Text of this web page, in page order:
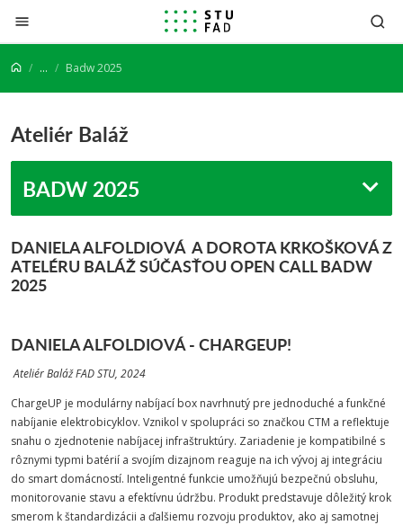
Prejsť na obsah
... Badw 2025
Ateliér Baláž
BADW 2025
DANIELA ALFOLDIOVÁ A DOROTA KRKOŠKOVÁ Z
ATELÉRU BALÁŽ SÚČASŤOU OPEN CALL BADW
2025
DANIELA ALFOLDIOVÁ - CHARGEUP!
Ateliér Baláž FAD STU, 2024
ChargeUP je modulárny nabíjací box navrhnutý pre jednoduché a funkčné
nabíjanie elektrobicyklov. Vznikol v spolupráci so značkou CTM a reflektuje
snahu o zjednotenie nabíjacej infraštruktúry. Zariadenie je kompatibilné s
rôznymi typmi batérií a svojím dizajnom reaguje na ich vývoj aj integráciu
do smart domácností. Inteligentné funkcie umožňujú bezpečnú obsluhu,
monitorovanie stavu a efektívnu údržbu. Produkt predstavuje dôležitý krok
smerom k štandardizácii a ďalšiemu rozvoju produktov, ako aj samotnej